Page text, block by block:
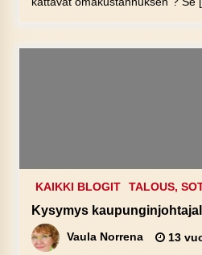
KAIKKI BLOGIT TALOUS,
Kysymys
Vaula Norrena 13